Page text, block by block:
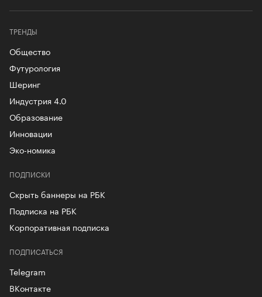
ТРЕНДЫ
Общество
Футурология
Шеринг
Индустрия 4.0
Образование
Инновации
Эко-номика
ПОДПИСКИ
Скрыть баннеры на РБК
Подписка на РБК
Корпоративная подписка
ПОДПИСАТЬСЯ
Telegram
ВКонтакте